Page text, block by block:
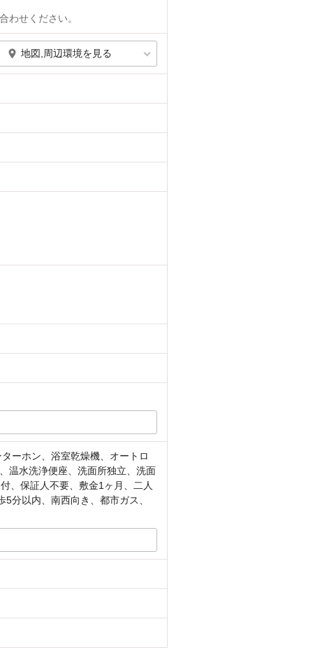
わせください。
地図,周辺環境を見る
ーホン、浴室乾燥機、オートロ
温水洗浄便座、洗面所独立、洗面
、保証人不要、敷金1ヶ月、二人
分以内、南西向き、都市ガス、